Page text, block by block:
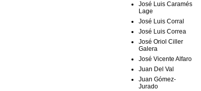
José Luis Caramés
Lage
José Luis Corral
José Luis Correa
José Oriol Ciller
Galera
José Vicente Alfaro
Juan Del Val
Juan Gómez-
Jurado